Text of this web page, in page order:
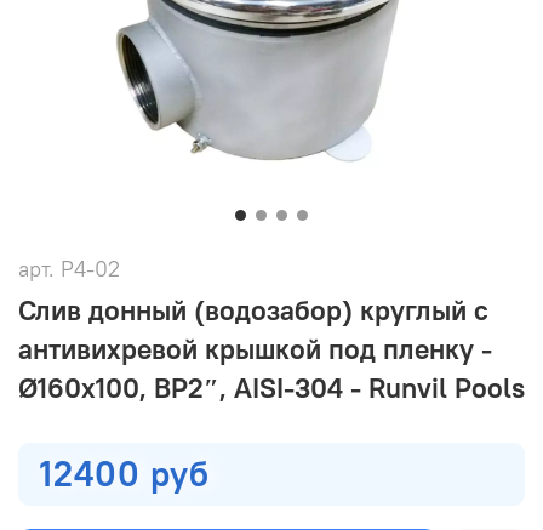
арт. Р4-02
Слив донный (водозабор) круглый с
антивихревой крышкой под пленку -
Ø160х100, ВР2″, AISI-304 - Runvil Pools
12400 руб